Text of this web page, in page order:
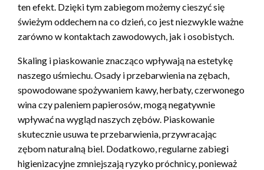
ten efekt. Dzięki tym zabiegom możemy cieszyć się
świeżym oddechem na co dzień, co jest niezwykle ważne
zarówno w kontaktach zawodowych, jak i osobistych.
Skaling i piaskowanie znacząco wpływają na estetykę
naszego uśmiechu. Osady i przebarwienia na zębach,
spowodowane spożywaniem kawy, herbaty, czerwonego
wina czy paleniem papierosów, mogą negatywnie
wpływać na wygląd naszych zębów. Piaskowanie
skutecznie usuwa te przebarwienia, przywracając
zębom naturalną biel. Dodatkowo, regularne zabiegi
higienizacyjne zmniejszają ryzyko próchnicy, ponieważ